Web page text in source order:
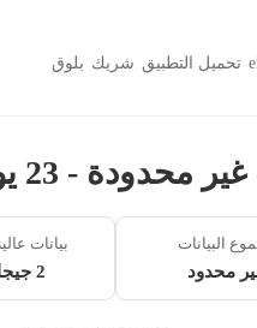
تحميل التطبيق شريك بلوق
- 23 يومًا (2 جيجابايت / 384 كيلوبايت)
البيانات
محدود
بيانات
2 جيجابايت